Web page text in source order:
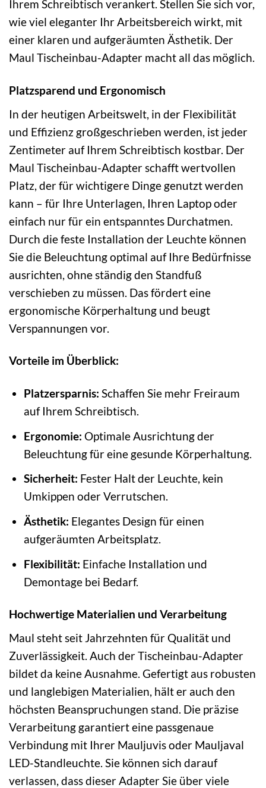
Ihrem Schreibtisch verankert. Stellen Sie sich vor,
wie viel eleganter Ihr Arbeitsbereich wirkt, mit
einer klaren und aufgeräumten Ästhetik. Der
Maul Tischeinbau-Adapter macht all das möglich.
Platzsparend und Ergonomisch
In der heutigen Arbeitswelt, in der Flexibilität
und Effizienz großgeschrieben werden, ist jeder
Zentimeter auf Ihrem Schreibtisch kostbar. Der
Maul Tischeinbau-Adapter schafft wertvollen
Platz, der für wichtigere Dinge genutzt werden
kann – für Ihre Unterlagen, Ihren Laptop oder
einfach nur für ein entspanntes Durchatmen.
Durch die feste Installation der Leuchte können
Sie die Beleuchtung optimal auf Ihre Bedürfnisse
ausrichten, ohne ständig den Standfuß
verschieben zu müssen. Das fördert eine
ergonomische Körperhaltung und beugt
Verspannungen vor.
Vorteile im Überblick:
Platzersparnis: Schaffen Sie mehr Freiraum
auf Ihrem Schreibtisch.
Ergonomie: Optimale Ausrichtung der
Beleuchtung für eine gesunde Körperhaltung.
Sicherheit: Fester Halt der Leuchte, kein
Umkippen oder Verrutschen.
Ästhetik: Elegantes Design für einen
aufgeräumten Arbeitsplatz.
Flexibilität: Einfache Installation und
Demontage bei Bedarf.
Hochwertige Materialien und Verarbeitung
Maul steht seit Jahrzehnten für Qualität und
Zuverlässigkeit. Auch der Tischeinbau-Adapter
bildet da keine Ausnahme. Gefertigt aus robusten
und langlebigen Materialien, hält er auch den
höchsten Beanspruchungen stand. Die präzise
Verarbeitung garantiert eine passgenaue
Verbindung mit Ihrer Mauljuvis oder Mauljaval
LED-Standleuchte. Sie können sich darauf
verlassen, dass dieser Adapter Sie über viele